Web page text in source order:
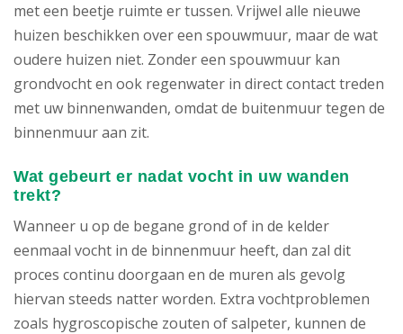
met een beetje ruimte er tussen. Vrijwel alle nieuwe
huizen beschikken over een spouwmuur, maar de wat
oudere huizen niet. Zonder een spouwmuur kan
grondvocht en ook regenwater in direct contact treden
met uw binnenwanden, omdat de buitenmuur tegen de
binnenmuur aan zit.
Wat gebeurt er nadat vocht in uw wanden
trekt?
Wanneer u op de begane grond of in de kelder
eenmaal vocht in de binnenmuur heeft, dan zal dit
proces continu doorgaan en de muren als gevolg
hiervan steeds natter worden. Extra vochtproblemen
zoals hygroscopische zouten of salpeter, kunnen de